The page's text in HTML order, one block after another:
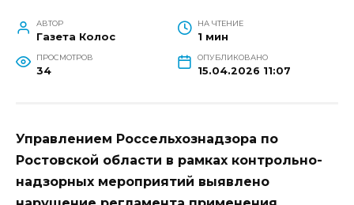
АВТОР
Газета Колос
НА ЧТЕНИЕ
1 мин
ПРОСМОТРОВ
34
ОПУБЛИКОВАНО
15.04.2026 11:07
Управлением Россельхознадзора по
Ростовской области в рамках контрольно-
надзорных мероприятий выявлено